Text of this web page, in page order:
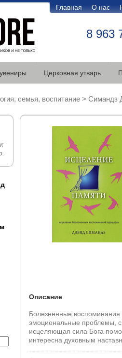
Главная О нас
8 963
Церковная утварь
семья, воспитание > Симандз
Описание
Болезненные
эмоциональные проблемы, с
исцеляющая сила Бога
интересна духовным